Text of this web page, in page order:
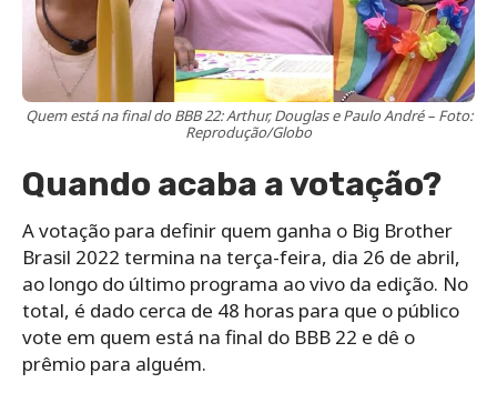
Quem está na final do BBB 22: Arthur, Douglas e Paulo André – Foto:
Reprodução/Globo
Quando acaba a votação?
A votação para definir quem ganha o Big Brother
Brasil 2022 termina na terça-feira, dia 26 de abril,
ao longo do último programa ao vivo da edição. No
total, é dado cerca de 48 horas para que o público
vote em quem está na final do BBB 22 e dê o
prêmio para alguém.